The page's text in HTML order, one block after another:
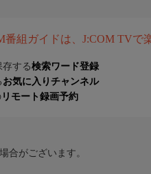
番組ガイドは、J:COM TVで
存する検索ワード登録
お気に入りチャンネル
リモート録画予約
合がございます。